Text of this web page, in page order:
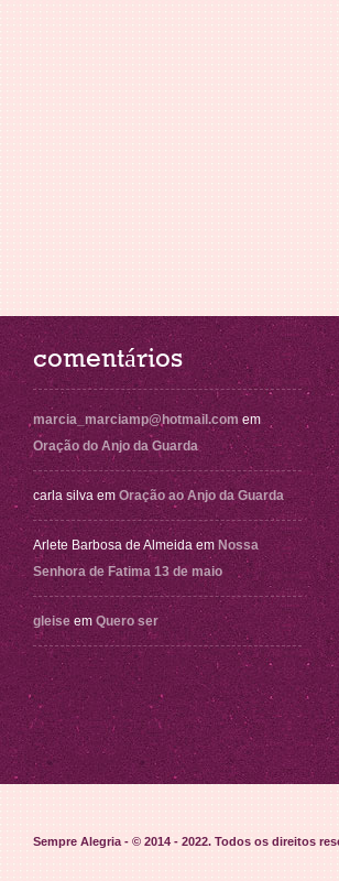
comentários
marcia_marciamp@hotmail.com em
Oração do Anjo da Guarda
carla silva em Oração ao Anjo da Guarda
Arlete Barbosa de Almeida em Nossa
Senhora de Fatima 13 de maio
gleise em Quero ser
Sempre Alegria - © 2014 - 2022. Todos os direitos